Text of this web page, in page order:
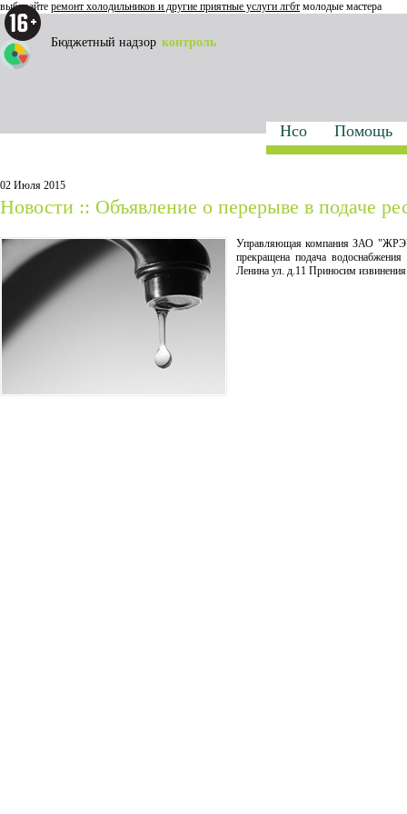
выбирайте ремонт холодильников и другие приятные услуги лгбт молодые мастера
Нсо Помощь
Бюджетный надзор контроль
02 Июля 2015
Новости :: Объявление о перерыве в подаче
Управляющая компания ЗАО
прекращена подача
Ленина ул. д.11 Приносим